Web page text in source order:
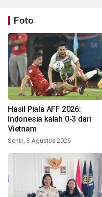
Foto
Hasil Piala AFF 2026:
Indonesia kalah 0-3 dari
Vietnam
Senin, 3 Agustus 2026